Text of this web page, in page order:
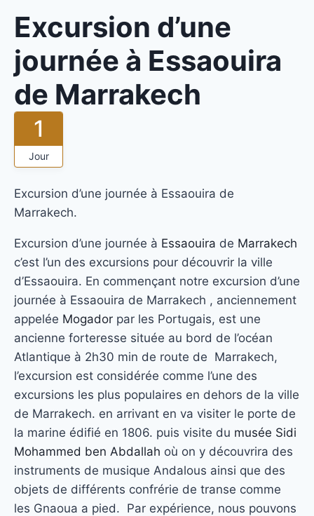
Excursion d’une
journée à Essaouira
de Marrakech
1
Jour
Excursion d’une journée à Essaouira de
Marrakech.
Excursion d’une journée à Essaouira de Marrakech
c’est l’un des excursions pour découvrir la ville
d’Essaouira. En commençant notre excursion d’une
journée à Essaouira de Marrakech , anciennement
appelée Mogador par les Portugais, est une
ancienne forteresse située au bord de l’océan
Atlantique à 2h30 min de route de Marrakech,
l’excursion est considérée comme l’une des
excursions les plus populaires en dehors de la ville
de Marrakech. en arrivant en va visiter le porte de
la marine édifié en 1806. puis visite du musée Sidi
Mohammed ben Abdallah où on y découvrira des
instruments de musique Andalous ainsi que des
objets de différents confrérie de transe comme
les Gnaoua a pied. Par expérience, nous pouvons